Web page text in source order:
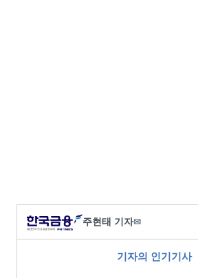
주현태 기자✉
기자의 인기기사